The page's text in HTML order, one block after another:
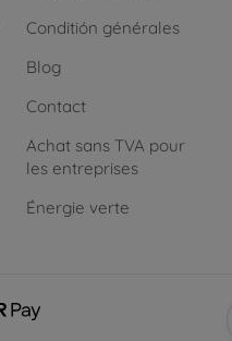
Conditión générales
Blog
Contact
Achat sans TVA pour
les entreprises
Énergie verte